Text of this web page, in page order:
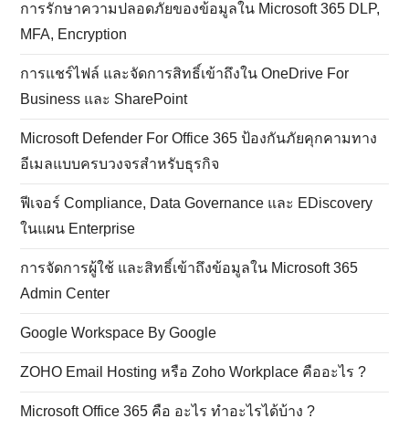
การรักษาความปลอดภัยของข้อมูลใน Microsoft 365 DLP,
MFA, Encryption
การแชร์ไฟล์ และจัดการสิทธิ์เข้าถึงใน OneDrive For
Business และ SharePoint
Microsoft Defender For Office 365 ป้องกันภัยคุกคามทาง
อีเมลแบบครบวงจรสำหรับธุรกิจ
ฟีเจอร์ Compliance, Data Governance และ EDiscovery
ในแผน Enterprise
การจัดการผู้ใช้ และสิทธิ์เข้าถึงข้อมูลใน Microsoft 365
Admin Center
Google Workspace By Google
ZOHO Email Hosting หรือ Zoho Workplace คืออะไร ?
Microsoft Office 365 คือ อะไร ทำอะไรได้บ้าง ?